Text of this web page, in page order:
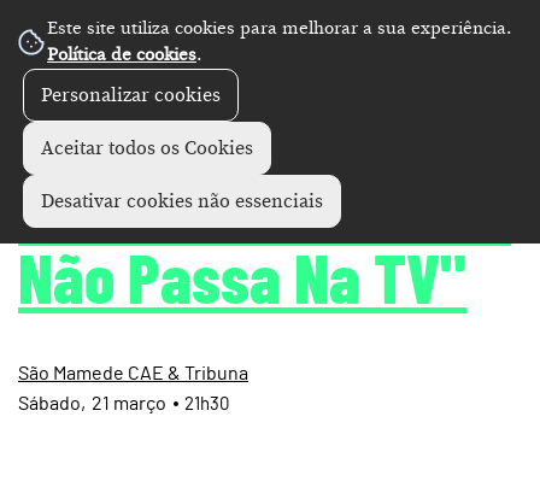
Este site utiliza cookies para melhorar a sua experiência.
Política de cookies.
Personalizar cookies
Aceitar todos os Cookies
Desativar cookies não essenciais
Artes performativas +
John Mendes - "Isto
Não Passa Na TV"
São Mamede CAE & Tribuna
21 março
Sábado 21h30